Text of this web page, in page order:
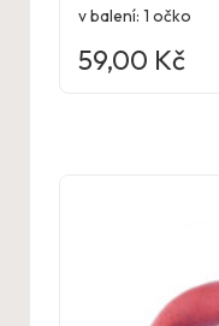
v balení: 1 očko
59,00 Kč